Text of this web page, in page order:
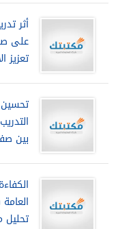
أثر
على
تعزيز
تحسين
بين
تحليل